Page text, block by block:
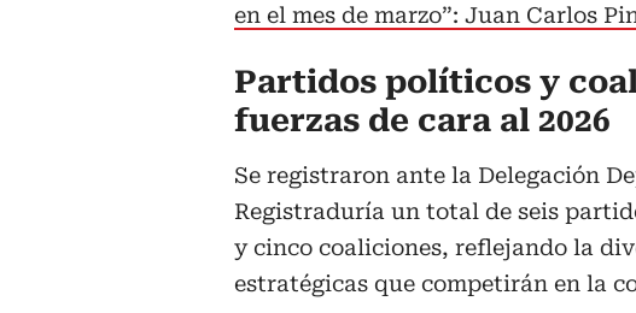
en el mes de marzo”: Juan Carlos
Partidos políticos y
fuerzas de cara al 2026
Se registraron ante la Delegación
Registraduría un total de seis
y cinco coaliciones, reflejando la
estratégicas que competirán en la